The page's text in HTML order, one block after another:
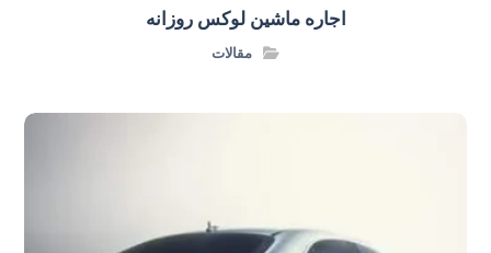
اجاره ماشین لوکس روزانه
مقالات